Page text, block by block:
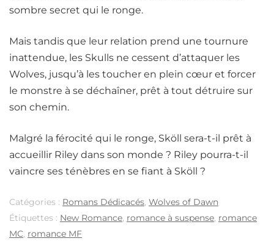
sombre secret qui le ronge.
Mais tandis que leur relation prend une tournure
inattendue, les Skulls ne cessent d’attaquer les
Wolves, jusqu’à les toucher en plein cœur et forcer
le monstre à se déchaîner, prêt à tout détruire sur
son chemin.
Malgré la férocité qui le ronge, Sköll sera-t-il prêt à
accueillir Riley dans son monde ? Riley pourra-t-il
vaincre ses ténèbres en se fiant à Sköll ?
Catégories : Romans Dédicacés, Wolves of Dawn
Étiquettes : New Romance, romance à suspense, romance
MC, romance MF